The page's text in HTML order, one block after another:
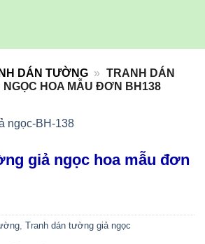
DÁN TƯỜNG » TRANH DÁN
NGỌC HOA MẪU ĐƠN BH138
giả ngọc hoa mẫu đơn
, Tranh dán tường giả ngọc